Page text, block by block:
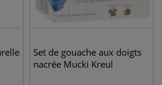
Set de gouache aux doigts
nacrée Mucki Kreul